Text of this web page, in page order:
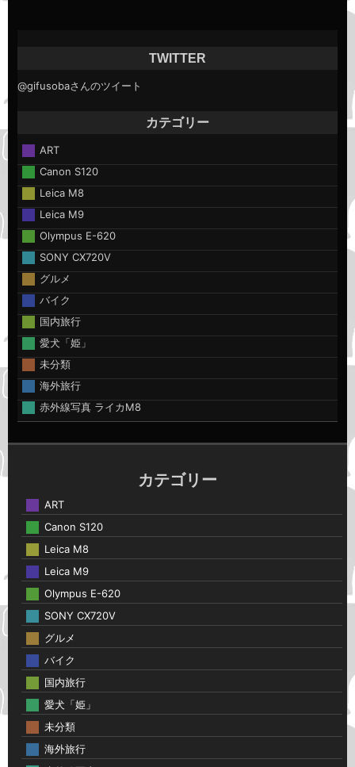
TWITTER
@gifusobaさんのツイート
カテゴリー
ART
Canon S120
Leica M8
Leica M9
Olympus E-620
SONY CX720V
グルメ
バイク
国内旅行
愛犬「姫」
未分類
海外旅行
赤外線写真 ライカM8
カテゴリー
ART
Canon S120
Leica M8
Leica M9
Olympus E-620
SONY CX720V
グルメ
バイク
国内旅行
愛犬「姫」
未分類
海外旅行